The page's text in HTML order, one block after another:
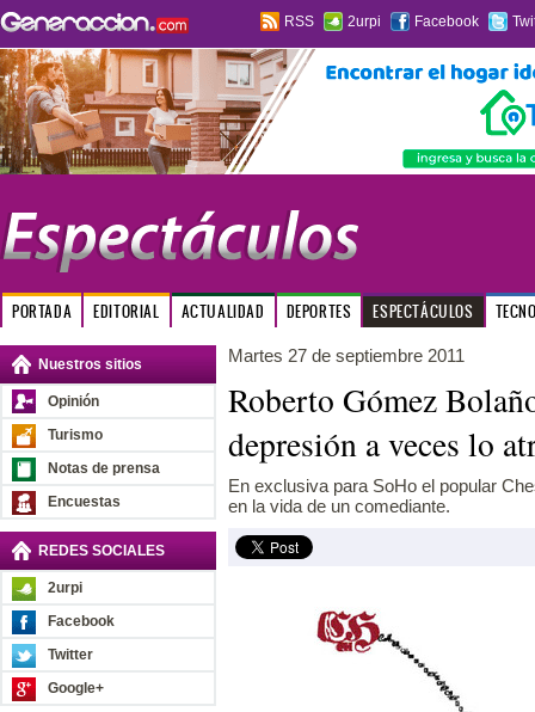
RSS 2urpi Facebook
PORTADA EDITORIAL ACTUALIDAD DEPORTES ESPECTÁCULOS
Nuestros sitios
Opinión
Turismo
Notas de prensa
Encuestas
REDES SOCIALES
2urpi
Facebook
Twitter
Google+
Martes 27 de septiembre 2011
Roberto Gómez
depresión a veces lo
En exclusiva para SoHo el popular
en la vida de un comediante.